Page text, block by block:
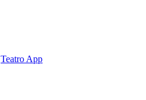
Teatro App